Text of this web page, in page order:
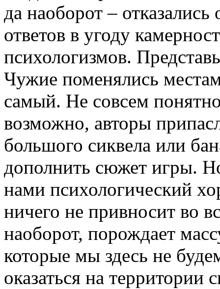
да наоборот –
ответов в угоду
психологизмов.
Чужие поменялись
самый. Не совсем
возможно, авторы
большого сиквела или
дополнить сюжет игры.
нами психологический
ничего не привносит во
наоборот, порождает
которые мы здесь не
оказаться на территории